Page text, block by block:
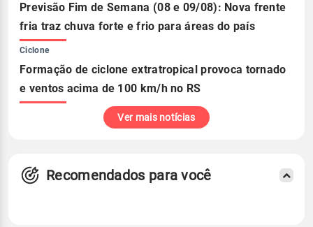
Previsão Fim de Semana (08 e 09/08): Nova frente
fria traz chuva forte e frio para áreas do país
Ciclone
Formação de ciclone extratropical provoca tornado
e ventos acima de 100 km/h no RS
Ver mais notícias
Recomendados para você